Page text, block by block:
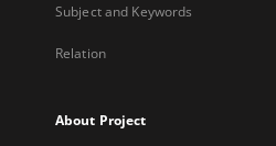
Subject and Keywords
Relation
About Project